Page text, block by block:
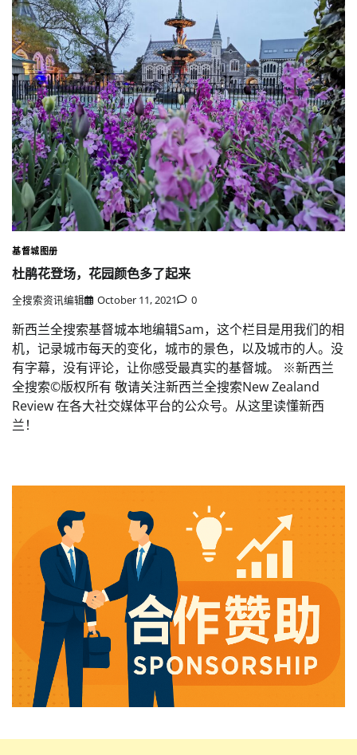
基督城图册
杜鹃花登场，花园颜色多了起来
全搜索资讯编辑 October 11, 2021 0
新西兰全搜索基督城本地编辑Sam，这个栏目是用我们的相
机，记录城市每天的变化，城市的景色，以及城市的人。没
有字幕，没有评论，让你感受最真实的基督城。 ※新西兰
全搜索©️版权所有 敬请关注新西兰全搜索New Zealand
Review 在各大社交媒体平台的公众号。从这里读懂新西
兰！️